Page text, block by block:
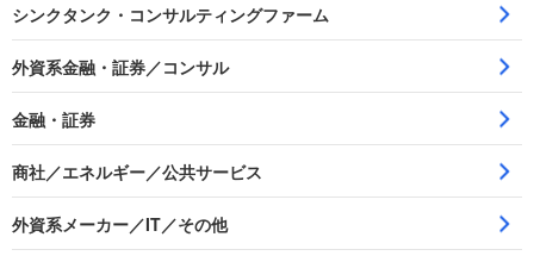
シンクタンク・コンサルティングファーム
外資系金融・証券／コンサル
金融・証券
商社／エネルギー／公共サービス
外資系メーカー／IT／その他